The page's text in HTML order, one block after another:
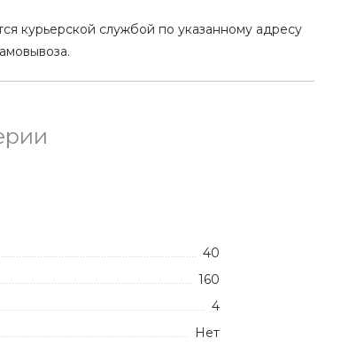
курьерской службой по указанному адресу
40
160
4
Нет